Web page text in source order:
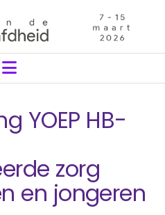
Navigation
YOEP HB-
zorg
en jongeren